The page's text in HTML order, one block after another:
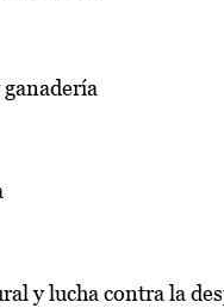
y lucha contra la